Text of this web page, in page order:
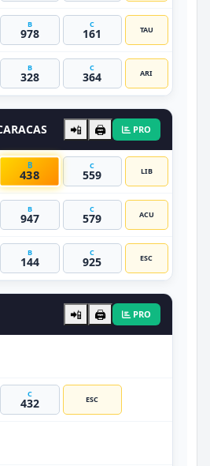
B
978
C
161 TAU
B
328
C
364 ARI
📲 🖨️ PRO
B
438
C
559 LIB
B
947
C
579 ACU
B
144
C
925 ESC
📲 🖨️ PRO
C
432 ESC